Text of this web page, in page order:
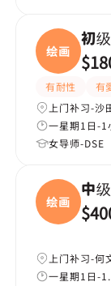
绘画
初
有耐性
有
上门补习-沙
一星期1日-1
女导师-DSE
绘画
中
上门补习-何
一星期1日-